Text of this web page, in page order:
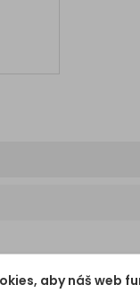
aby náš web